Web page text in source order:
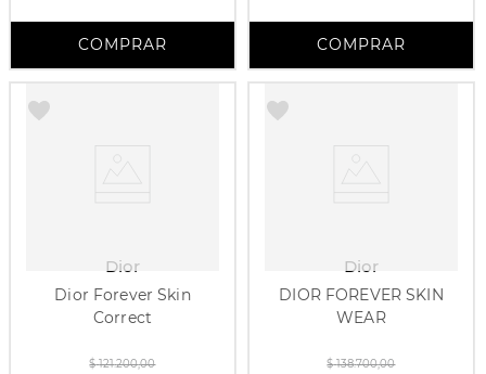
Dior
Dior Forever Skin
Correct
$ 121.200,00
Dior
DIOR FOREVER SKIN
WEAR
$ 138.700,00